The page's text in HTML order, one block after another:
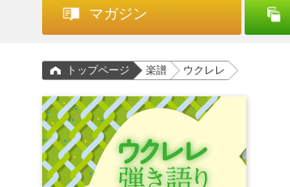
マガジン
トップページ 楽譜 ウクレレ